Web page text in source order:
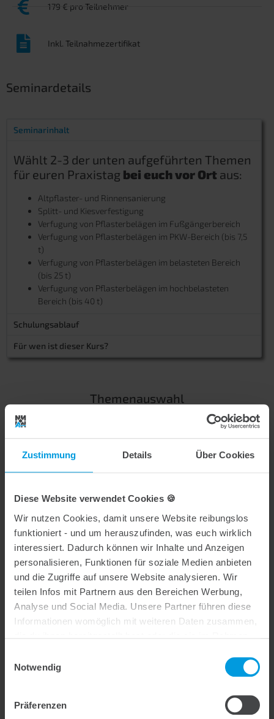
Zustimmung Details Über Cookies
Diese Website verwendet Cookies 🍪
Wir nutzen Cookies, damit unsere Website reibungslos
funktioniert - und um herauszufinden, was euch wirklich
interessiert. Dadurch können wir Inhalte und Anzeigen
personalisieren, Funktionen für soziale Medien anbieten
und die Zugriffe auf unsere Website analysieren. Wir
teilen Infos mit Partnern aus den Bereichen Werbung,
Analyse und Social Media. Unsere Partner führen diese
Informationen womöglich mit weiteren Daten zusammen,
Notwendig
Präferenzen
179 € pro Teilnehmer
Inkl. Teilnahmezertifikat
Seminardetails
Seminarinhalt
Wählt 2-3 der unten aufgeführten Themen
für euren Praxistag bei euch vor Ort aus:
Altpflaster- und Rinnensanierung
Splitt- und Kiesverfestigung
Verfugung von Pflasterbelägen im Fußgängerbereich
Verfugung von Pflasterbelägen im PKW-Bereich (bis 7,5
t)
Verfugung von Pflasterbelägen im belasteten Bereich
(bis 25 t)
Verfugung von Pflasterbelägen im hochbelasteten
Bereich (bis 40 t)
Schulungsablauf
Für wen ist dieser Kurs?
Themenauswahl
Altpflaster- und Rinnensanierung